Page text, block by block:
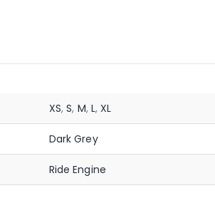
XS,S, M, L, XL
Dark Grey
Ride Engine